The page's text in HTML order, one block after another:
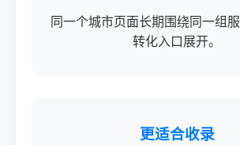
同一个城市页面长期围绕同一组
转化入口展开。
更适合收录